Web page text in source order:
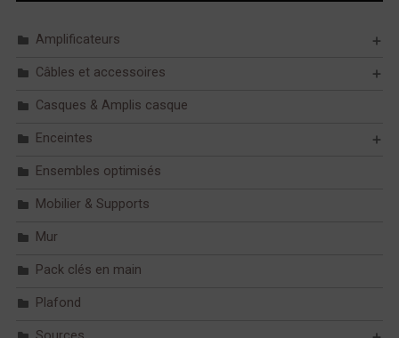
Amplificateurs
Câbles et accessoires
Casques & Amplis casque
Enceintes
Ensembles optimisés
Mobilier & Supports
Mur
Pack clés en main
Plafond